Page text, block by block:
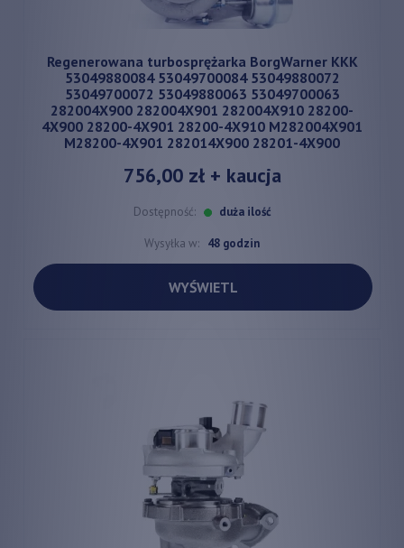
Regenerowana turbosprężarka BorgWarner KKK
53049880084 53049700084 53049880072
53049700072 53049880063 53049700063
282004X900 282004X901 282004X910 28200-
4X900 28200-4X901 28200-4X910 M282004X901
M28200-4X901 282014X900 28201-4X900
756,00 zł+ kaucja
Dostępność: duża ilość
Wysyłka w: 48 godzin
WYŚWIETL